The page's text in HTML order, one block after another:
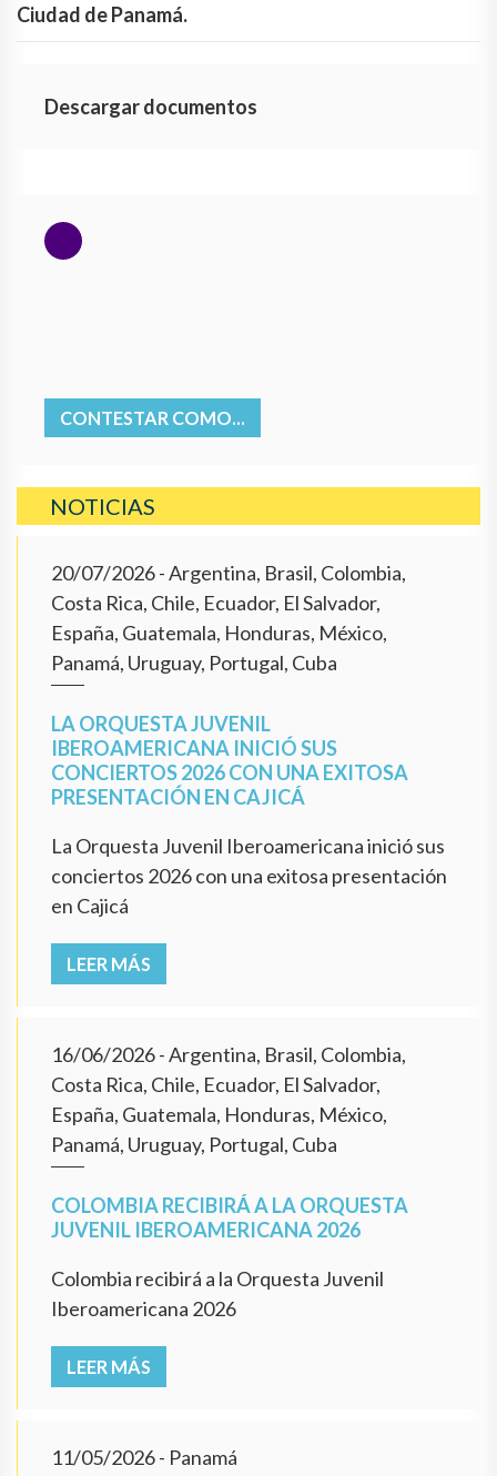
Ciudad de Panamá.
Descargar documentos
CONTESTAR COMO...
NOTICIAS
20/07/2026- Argentina, Brasil, Colombia,
Costa Rica, Chile, Ecuador, El Salvador,
España, Guatemala, Honduras, México,
Panamá, Uruguay, Portugal, Cuba
LA ORQUESTA JUVENIL
IBEROAMERICANA INICIÓ SUS
CONCIERTOS 2026 CON UNA EXITOSA
PRESENTACIÓN EN CAJICÁ
La Orquesta Juvenil Iberoamericana inició sus
conciertos 2026 con una exitosa presentación
en Cajicá
LEER MÁS
16/06/2026- Argentina, Brasil, Colombia,
Costa Rica, Chile, Ecuador, El Salvador,
España, Guatemala, Honduras, México,
Panamá, Uruguay, Portugal, Cuba
COLOMBIA RECIBIRÁ A LA ORQUESTA
JUVENIL IBEROAMERICANA 2026
Colombia recibirá a la Orquesta Juvenil
Iberoamericana 2026
LEER MÁS
11/05/2026- Panamá